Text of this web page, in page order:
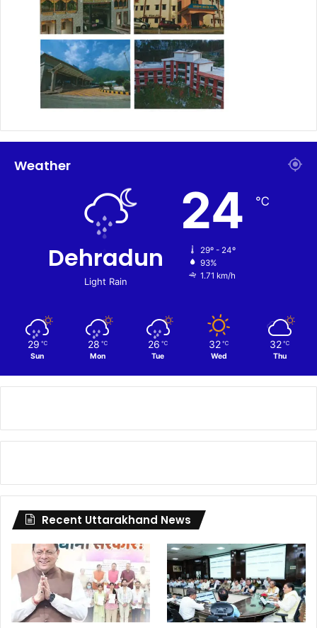
Weather
Dehradun
Light Rain
24 ℃
29º - 24º
93%
1.71 km/h
29 ℃
Sun
28 ℃
Mon
26 ℃
Tue
32 ℃
Wed
32 ℃
Thu
Recent Uttarakhand News